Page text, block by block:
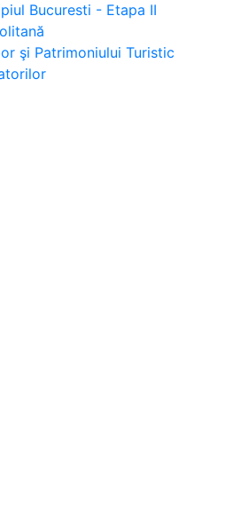
Bucuresti - Etapa II
şi Patrimoniului Turistic